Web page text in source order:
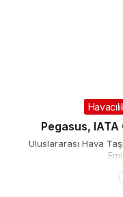
Pegasus, IATA